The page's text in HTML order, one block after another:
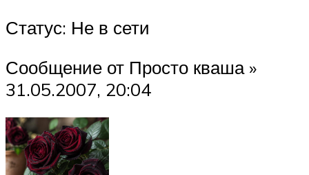
Статус: Не в сети
Сообщение от Просто кваша »
31.05.2007, 20:04